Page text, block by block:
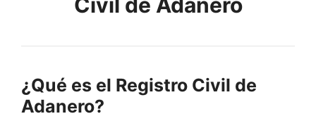
Civil de Adanero
¿Qué es el Registro Civil de
Adanero?